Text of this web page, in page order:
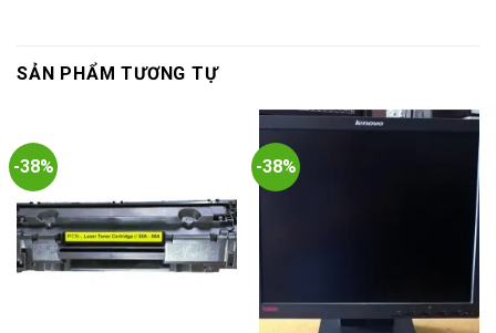
SẢN PHẨM TƯƠNG TỰ
-38% -38%